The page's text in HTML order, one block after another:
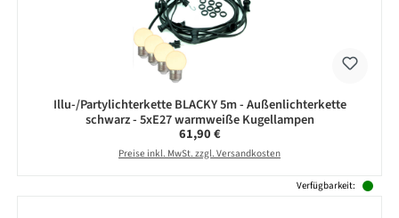
Illu-/Partylichterkette BLACKY 5m - Außenlichterkette
schwarz - 5xE27 warmweiße Kugellampen
Regulärer Preis:
61,90 €
Preise inkl. MwSt. zzgl. Versandkosten
Verfügbarkeit: